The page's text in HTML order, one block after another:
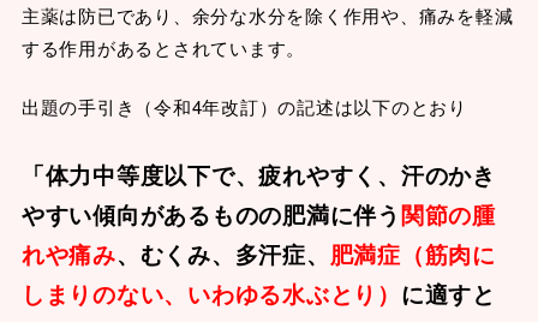
主薬は防已であり、余分な水分を除く作用や、痛みを軽減
する作用があるとされています。
出題の手引き（令和4年改訂）の記述は以下のとおり
「体力中等度以下で、疲れやすく、汗のかき
やすい傾向があるものの肥満に伴う関節の腫
れや痛み、むくみ、多汗症、 肥満症（筋肉に
しまりのない、いわゆる水ぶとり） に適すと